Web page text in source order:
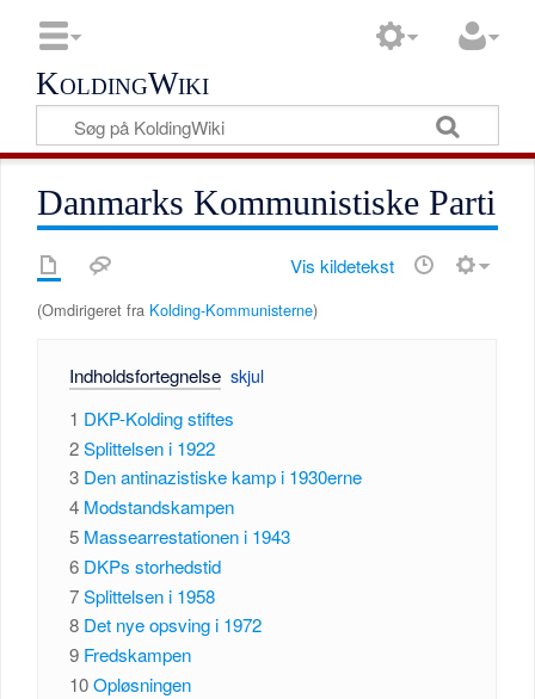
KoldingWiki
Danmarks Kommunistiske Parti
Vis kildetekst
(Omdirigeret fra Kolding-Kommunisterne)
Indholdsfortegnelse
1 DKP-Kolding stiftes
2 Splittelsen i 1922
3 Den antinazistiske kamp i 1930erne
4 Modstandskampen
5 Massearrestationen i 1943
6 DKPs storhedstid
7 Splittelsen i 1958
8 Det nye opsving i 1972
9 Fredskampen
10 Opløsningen